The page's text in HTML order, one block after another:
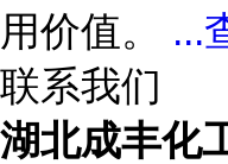
用价值。 ...
联系我们
湖北成丰化